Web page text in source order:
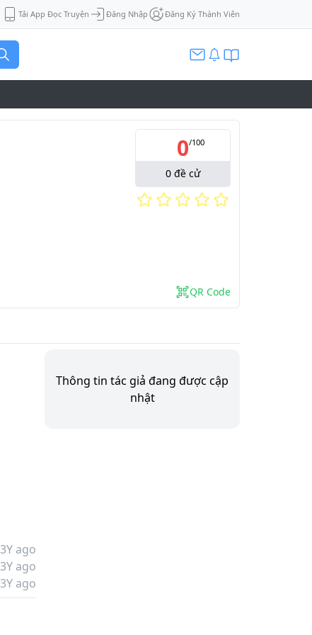
Tải App Đọc Truyện Đăng Nhập Đăng Ký Thành Viên
0/100
0 đề cử
QR Code
3Y ago
3Y ago
3Y ago
Thông tin tác giả đang được cập
nhật